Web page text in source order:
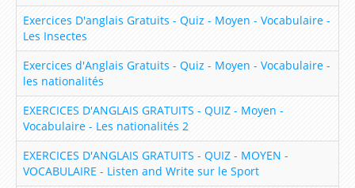
Lesson 6 – Pets
Lesson 7 – Colours
Lesson 8 – Prepositions
Lesson 9 – What does she look like?
Lesson 10 – I can count from 0 to 1000
Lesson 11 – What is the date today ?
Lesson 12 – What’s the weather like ?
Exercices D'anglais Gratuits - Quiz - Moyen - Vocabulaire -
Les Insectes
Exercices d'Anglais Gratuits - Quiz - Moyen - Vocabulaire -
les nationalités
EXERCICES D'ANGLAIS GRATUITS - QUIZ - Moyen -
Vocabulaire - Les nationalités 2
EXERCICES D'ANGLAIS GRATUITS - QUIZ - MOYEN -
VOCABULAIRE - Listen and Write sur le Sport